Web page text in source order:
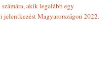
akik legalább egy
Magyarországon 2022.